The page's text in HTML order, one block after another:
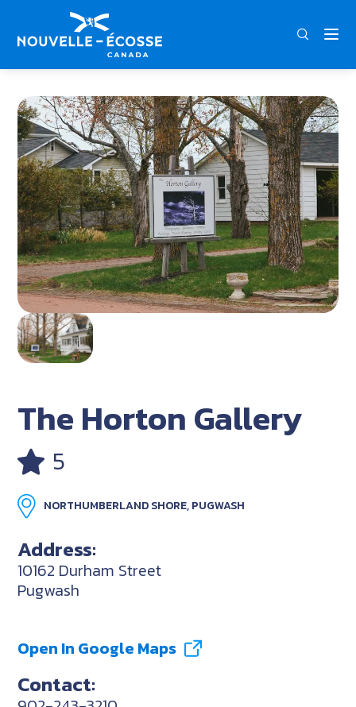
FRA
Home The Horton Gallery
The Horton Gallery
5
NORTHUMBERLAND SHORE, PUGWASH
Address:
10162 Durham Street
Pugwash
Open In Google Maps
Contact: